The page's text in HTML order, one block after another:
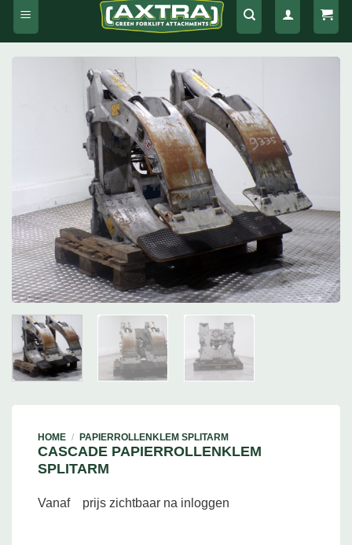
HOME / PAPIERROLLENKLEM SPLITARM
CASCADE PAPIERROLLENKLEM
SPLITARM
Vanaf prijs zichtbaar na inloggen